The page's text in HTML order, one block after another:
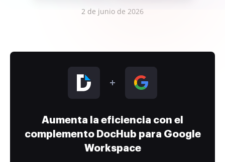
2 de junio de 2026
Aumenta la eficiencia con el
complemento DocHub para Google
Workspace